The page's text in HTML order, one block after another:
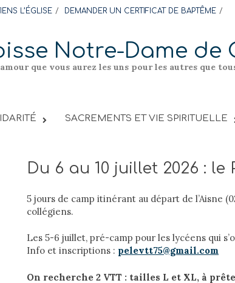
L’ÉGLISE DEMANDER UN CERTIFICAT DE BAPTÊME
Notre-Dame
que vous aurez les uns pour les autres que
SACREMENTS ET VIE SPIRITUELLE
Du 6 au 10 juillet 2026 : le
5 jours de camp itinérant au départ de l’Aisne
collégiens.
Les 5-6 juillet, pré-camp pour les lycéens qui
Info et inscriptions : pelevtt75@gmail.com
On recherche 2 VTT : tailles L et XL, à